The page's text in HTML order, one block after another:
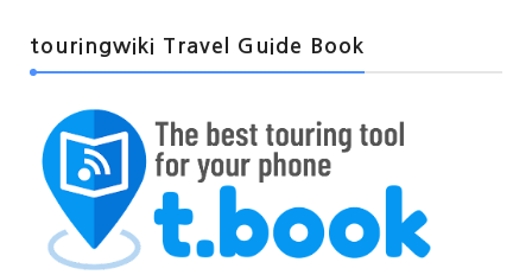
touringwiki Travel Guide Book